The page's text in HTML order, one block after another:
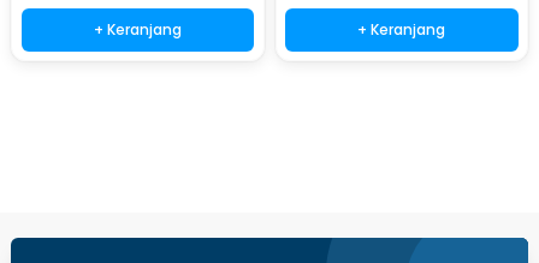
+ Keranjang + Keranjang